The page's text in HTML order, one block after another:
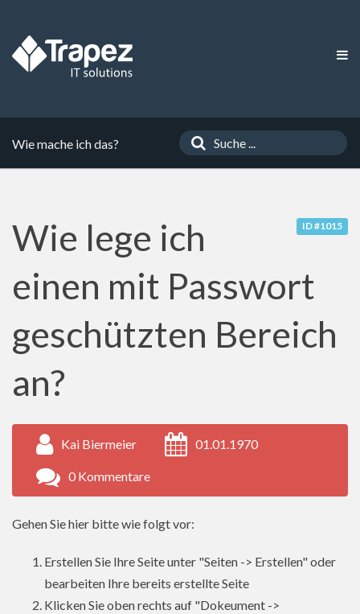
Wie mache ich das?
ID #1015
Wie lege ich
einen mit Passwort
geschützten Bereich
an?
Kai Biermeier 01.01.1970
0 Kommentare
Gehen Sie hier bitte wie folgt vor:
Erstellen Sie Ihre Seite unter "Seiten -> Erstellen" oder
bearbeiten Ihre bereits erstellte Seite
Klicken Sie oben rechts auf "Dokeument ->